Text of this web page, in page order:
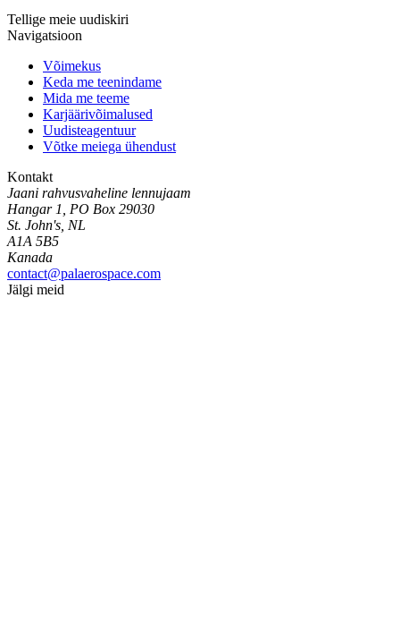
Tellige meie uudiskiri
Navigatsioon
Võimekus
Keda me teenindame
Mida me teeme
Karjäärivõimalused
Uudisteagentuur
Võtke meiega ühendust
Kontakt
Jaani rahvusvaheline lennujaam
Hangar 1, PO Box 29030
St. John's, NL
A1A 5B5
Kanada
contact@palaerospace.com
Jälgi meid